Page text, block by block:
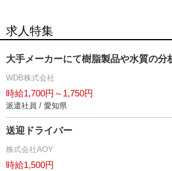
求人特集
大手メーカーにて樹脂製品や水質の分
WDB株式会社
時給1,700円～1,750円
派遣社員 / 愛知県
送迎ドライバー
株式会社AOY
時給1,500円